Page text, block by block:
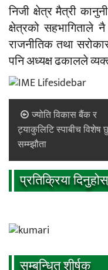
निजी क्षेत्र मैत्री
क्षेत्रको सहभागिताले
राजनीतिक तथा
पनि अध्यक्ष ढकालले
ज्योति विकास बैंक र
ट्याकुलिटि स्पाबीच विशेष
सम्म्झौता
प्रतिक्रिया दिनुहोस्